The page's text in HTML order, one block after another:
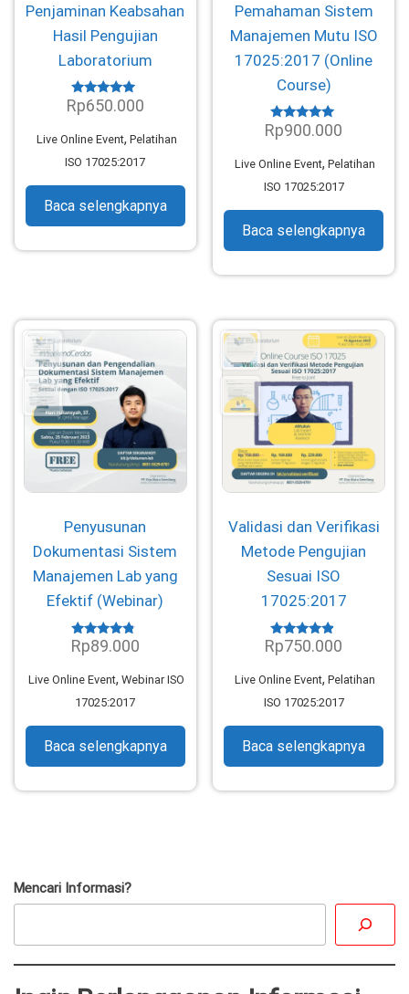
Penjaminan Keabsahan
Hasil Pengujian
Laboratorium
Dinilai
Rp650.000
Live Online Event, Pelatihan
ISO 17025:2017
Baca selengkapnya
Pemahaman Sistem
Manajemen Mutu ISO
17025:2017 (Online
Course)
Dinilai
Rp900.000
Live Online Event, Pelatihan
ISO 17025:2017
Baca selengkapnya
Penyusunan
Dokumentasi Sistem
Manajemen Lab yang
Efektif (Webinar)
Dinilai
Rp89.000
Live Online Event, Webinar ISO
17025:2017
Baca selengkapnya
Validasi dan Verifikasi
Metode Pengujian
Sesuai ISO
17025:2017
Dinilai
Rp750.000
Live Online Event, Pelatihan
ISO 17025:2017
Baca selengkapnya
Mencari Informasi?